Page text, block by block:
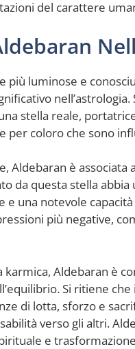
del carattere
più luminose e
stella reale,
per coloro che sono
Aldebaran è associata
da questa stella
una notevole
più negative,
karmica, Aldebaran è
Si ritiene
di lotta, sforzo e
verso gli altri.
e